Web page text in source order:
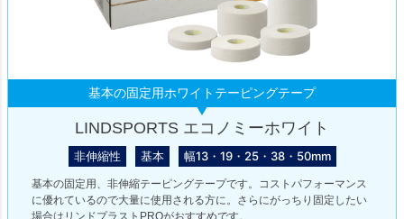
基本の固定用ホワイトテーピングテープ
LINDSPORTS エコノミーホワイト
非伸縮性 基本 幅13・19・25・38・50mm
基本の固定用、非伸縮テーピングテープです。コストパフォーマンス
に優れているので大量に使用される方に。さらにがっちり固定したい
場合はリンドプラストPROがおすすめです。